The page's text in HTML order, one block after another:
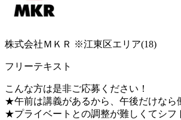
株式会社ＭＫＲ ※江東区エリア(18)
フリーテキスト
こんな方は是非ご応募ください！
★午前は講義があるから、午後だけなら
★プライベートとの調整が難しくてシフ